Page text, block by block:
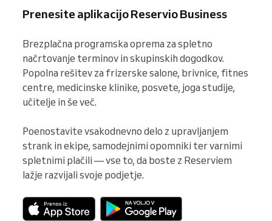
Prenesite aplikacijo Reservio Business
Brezplačna programska oprema za spletno
načrtovanje terminov in skupinskih dogodkov.
Popolna rešitev za frizerske salone, brivnice, fitnes
centre, medicinske klinike, posvete, joga studije,
učitelje in še več.
Poenostavite vsakodnevno delo z upravljanjem
strank in ekipe, samodejnimi opomniki ter varnimi
spletnimi plačili — vse to, da boste z Reserviem
lažje razvijali svoje podjetje.